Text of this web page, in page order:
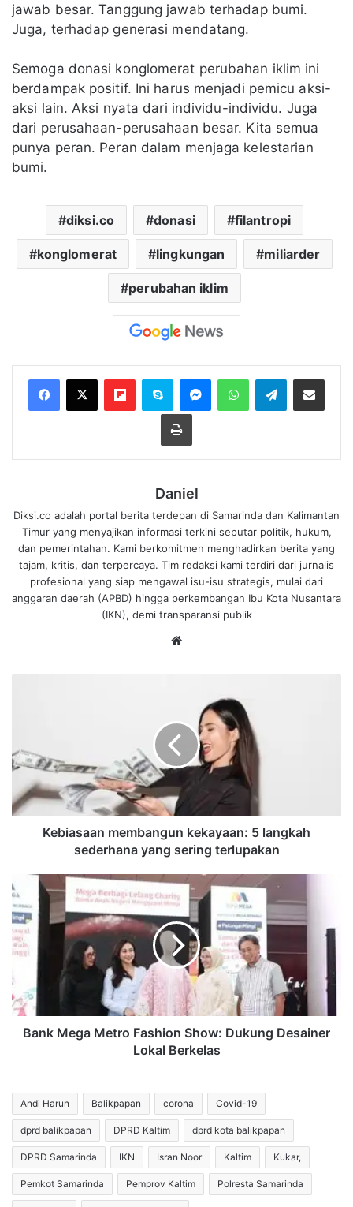
jawab besar. Tanggung jawab terhadap bumi.
Juga, terhadap generasi mendatang.
Semoga donasi konglomerat perubahan iklim ini
berdampak positif. Ini harus menjadi pemicu aksi-
aksi lain. Aksi nyata dari individu-individu. Juga
dari perusahaan-perusahaan besar. Kita semua
punya peran. Peran dalam menjaga kelestarian
bumi.
diksi.co donasi filantropi
konglomerat lingkungan miliarder
perubahan iklim
Telegram
Cetak
Daniel
Diksi.co adalah portal berita terdepan di Samarinda dan Kalimantan
Timur yang menyajikan informasi terkini seputar politik, hukum,
dan pemerintahan. Kami berkomitmen menghadirkan berita yang
tajam, kritis, dan terpercaya. Tim redaksi kami terdiri dari jurnalis
profesional yang siap mengawal isu-isu strategis, mulai dari
anggaran daerah (APBD) hingga perkembangan Ibu Kota Nusantara
(IKN), demi transparansi publik
s
a
n
b
a
n
g
u
k
e
k
n
:
l
g
Kebiasaan membangun kekayaan: 5 langkah
sederhana yang sering terlupakan
B
a
n
k
M
g
a
M
F
a
h
n
Bank Mega Metro Fashion Show: Dukung Desainer
Lokal Berkelas
Andi Harun Balikpapan corona Covid-19
dprd balikpapan DPRD Kaltim dprd kota balikpapan
DPRD Samarinda IKN Isran Noor Kaltim Kukar,
Pemkot Samarinda Pemprov Kaltim Polresta Samarinda